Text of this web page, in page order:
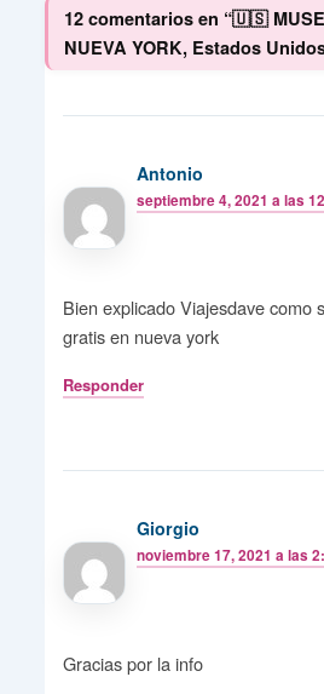
12 comentarios en “🇺🇸
NUEVA YORK, Estados
Antonio
septiembre 4, 2021 a las
Bien explicado Viajesdave como
gratis en nueva york
Responder
Giorgio
noviembre 17, 2021 a las
Gracias por la info